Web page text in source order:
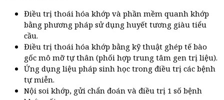
Điều trị thoái hóa khớp và phần mềm quanh khớp
bằng phương pháp sử dụng huyết tương giàu tiểu
cầu.
Điều trị thoái hóa khớp bằng kỹ thuật ghép tế bào
gốc mô mỡ tự thân (phối hợp trung tâm gen trị liệu).
Ứng dụng liệu pháp sinh học trong điều trị các bệnh
tự miễn.
Nội soi khớp, gửi chẩn đoán và điều trị 1 số bệnh